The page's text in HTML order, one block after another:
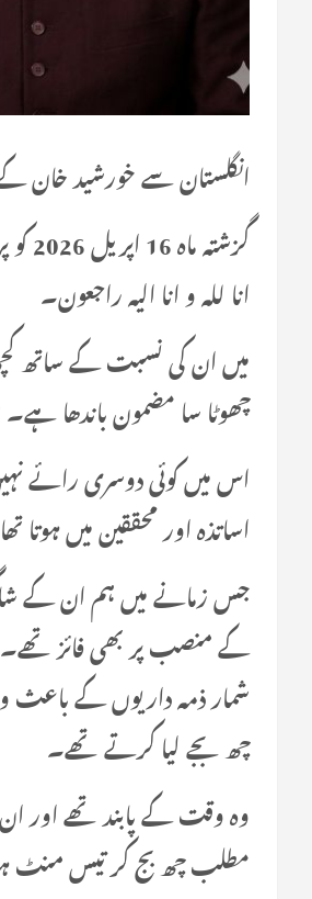
انگلستان سے خورشید خان کے
انا للہ و انا الیہ راجعون۔
میں ان کی نسبت کے ساتھ
چھوٹا سا مضمون باندھا
اس میں کوئی دوسری رائے
اساتذہ اور محققین میں ہوتا
جس زمانے میں ہم ان کے
کے منصب پر بھی فائز تھے۔
شمار ذمہ داریوں کے
چھ بجے لیا کرتے تھے۔
وہ وقت کے پابند تھے اور
مطلب چھ بج کر تیس منٹ